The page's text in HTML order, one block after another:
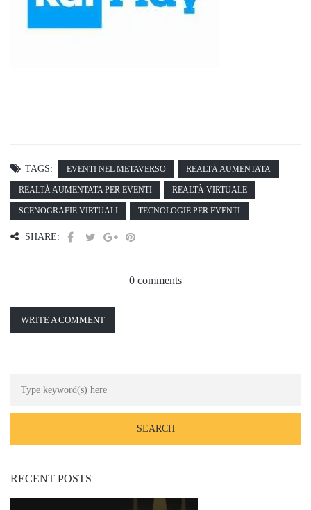
TAGS: EVENTI NEL METAVERSO REALTÀ AUMENTATA
REALTÀ AUMENTATA PER EVENTI REALTÀ VIRTUALE
SCENOGRAFIE VIRTUALI TECNOLOGIE PER EVENTI
SHARE:
0 comments
WRITE A COMMENT
RECENT POSTS